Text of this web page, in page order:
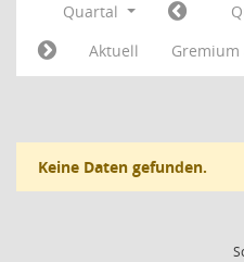
Quartal
Aktuell
Keine Daten gefunden.